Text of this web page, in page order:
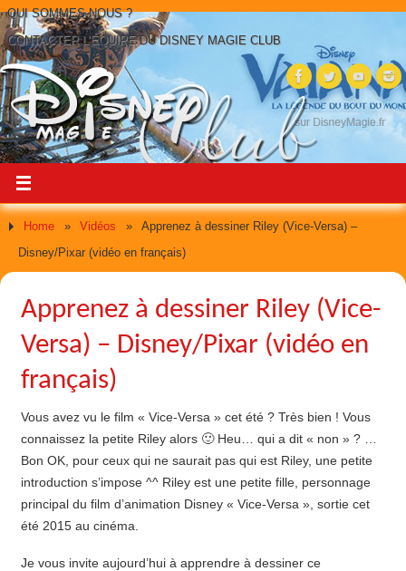
QUI SOMMES-NOUS ?
CONTACTER L’ÉQUIPE DU DISNEY MAGIE CLUB
Home » Vidéos »
Apprenez à dessiner Riley (Vice-Versa) –
Disney/Pixar (vidéo en français)
Apprenez à dessiner Riley (Vice-
Versa) – Disney/Pixar (vidéo en
français)
Vous avez vu le film « Vice-Versa » cet été ? Très bien ! Vous
connaissez la petite Riley alors 🙂 Heu… qui a dit « non » ? …
Bon OK, pour ceux qui ne saurait pas qui est Riley, une petite
introduction s’impose ^^ Riley est une petite fille, personnage
principal du film d’animation Disney « Vice-Versa », sortie cet
été 2015 au cinéma.
Je vous invite aujourd’hui à apprendre à dessiner ce